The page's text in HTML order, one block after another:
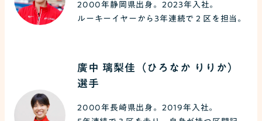
2000年静岡県出身。2023年入社。
ルーキーイヤーから3年連続で２区を担当。
廣中 璃梨佳（ひろなか りりか）
選手
2000年長崎県出身。2019年入社。